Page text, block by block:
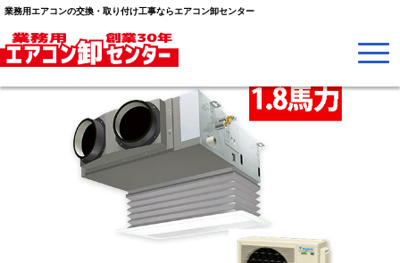
業務用エアコンの交換・取り付け工事ならエアコン卸センター